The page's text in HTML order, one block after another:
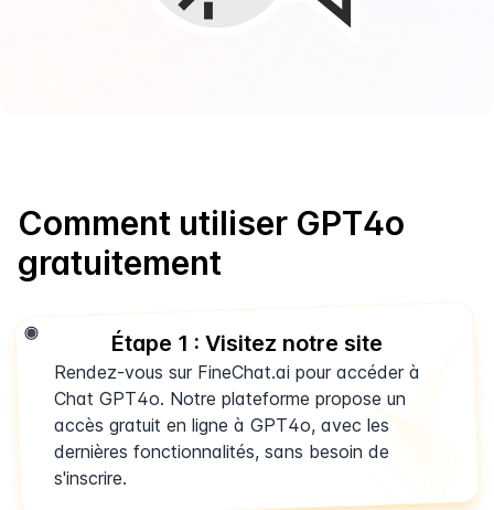
Comment utiliser GPT4o
gratuitement
Étape 1 : Visitez notre site
Rendez-vous sur FineChat.ai pour accéder à
Chat GPT4o. Notre plateforme propose un
accès gratuit en ligne à GPT4o, avec les
dernières fonctionnalités, sans besoin de
s'inscrire.